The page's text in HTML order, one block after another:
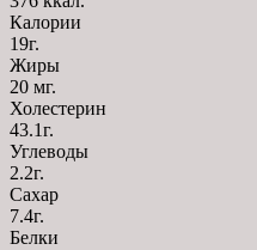
Калории
19г.
Жиры
20 мг.
Холестерин
43.1г.
Углеводы
2.2г.
Сахар
7.4г.
Белки